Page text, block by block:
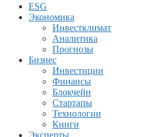
ESG
Экономика
Инвестклимат
Аналитика
Прогнозы
Бизнес
Инвестиции
Финансы
Блокчейн
Стартапы
Технологии
Книги
Эксперты